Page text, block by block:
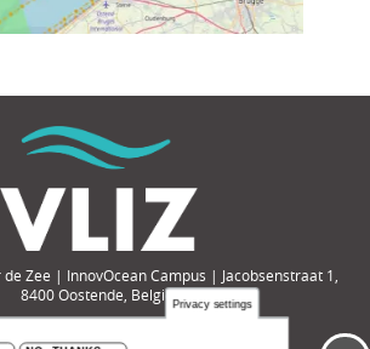
Zee | InnovOcean Campus | Jacobsenstraat 1,
8400 Oostende, BelgiëPrivacy settings